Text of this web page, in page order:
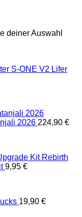
deiner Auswahl
S-ONE V2 Lifer
2026 224,90 €
Rebirth
9,95 €
19,90 €